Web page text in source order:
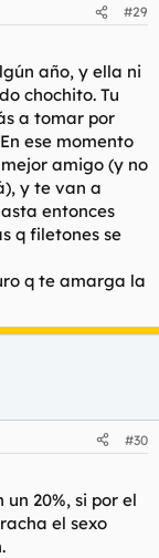
#29
año, y ella ni
chochito. Tu
a tomar por
ese momento
amigo (y no
y te van a
entonces
q filetones se
q te amarga la
#30
20%, si por el
el sexo